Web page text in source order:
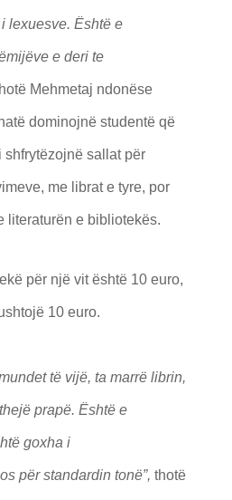
lexuesve. Është e
e deri te
Mehmetaj ndonëse
dominojnë studentë që
shfrytëzojnë sallat për
me librat e tyre, por
literaturën e bibliotekës.
për një vit është 10 euro,
10 euro.
të vijë, ta marrë librin,
ë prapë. Është e
ë goxha i
për standardin tonë”, thotë